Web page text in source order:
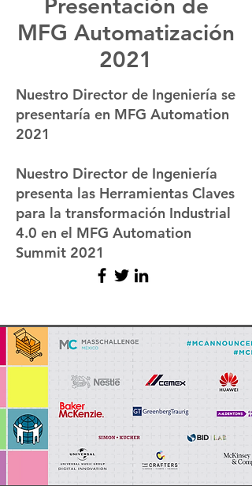
Presentación de
MFG Automatización
2021
Nuestro Director de Ingeniería se
presentaría en MFG Automation
2021
Nuestro Director de Ingeniería
presenta las Herramientas Claves
para la transformación Industrial
4.0 en el MFG Automation
Summit 2021